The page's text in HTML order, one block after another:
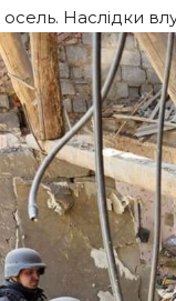
Наслідки